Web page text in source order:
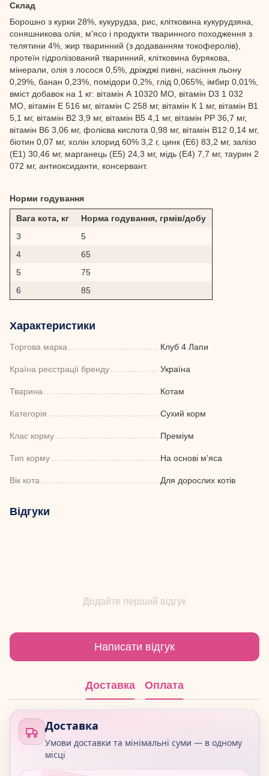
Склад
Борошно з курки 28%, кукурудза, рис, клітковина кукурудзяна,
соняшникова олія, м'ясо і продукти тваринного походження з
телятини 4%, жир тваринний (з додаванням токоферолів),
протеїн гідролізований тваринний, клітковина бурякова,
мінерали, олія з лосося 0,5%, дріжджі пивні, насіння льону
0,29%, банан 0,23%, помідори 0,2%, глід 0,065%, імбир 0,01%,
вміст добавок на 1 кг: вітамін А 10320 МО, вітамін D3 1 032
МО, вітамін Е 516 мг, вітамін С 258 мг, вітамін К 1 мг, вітамін В1
5,1 мг, вітамін В2 3,9 мг, вітамін В5 4,1 мг, вітамін РР 36,7 мг,
вітамін В6 3,06 мг, фолієва кислота 0,98 мг, вітамін В12 0,14 мг,
біотин 0,07 мг, холін хлорид 60% 3,2 г, цинк (Е6) 83,2 мг, залізо
(Е1) 30,46 мг, марганець (Е5) 24,3 мг, мідь (Е4) 7,7 мг, таурин 2
072 мг, антиоксиданти, консервант.
Норми годування
Вага кота, кг
Норма годування, грмів/добу
3
5
4
65
5
75
6
85
Характеристики
Торгова марка Клуб 4 Лапи
Країна реєстрації бренду Україна
Тварина Котам
Категорія Сухий корм
Клас корму Преміум
Тип корму На основі м'яса
Вік кота Для дорослих котів
Відгуки
Додайте перший відгук
Написати відгук
Доставка Оплата
Доставка
Умови доставки та мінімальні суми — в одному
місці